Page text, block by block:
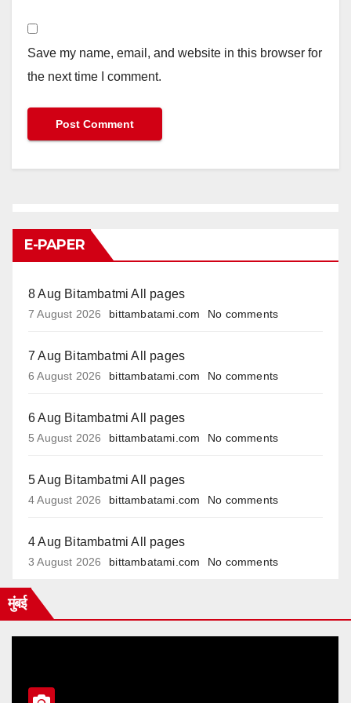
Save my name, email, and website in this browser for
the next time I comment.
E-PAPER
8 Aug Bitambatmi All pages
7 August 2026 bittambatami.com No comments
7 Aug Bitambatmi All pages
6 August 2026 bittambatami.com No comments
6 Aug Bitambatmi All pages
5 August 2026 bittambatami.com No comments
5 Aug Bitambatmi All pages
4 August 2026 bittambatami.com No comments
4 Aug Bitambatmi All pages
3 August 2026 bittambatami.com No comments
मुंबई